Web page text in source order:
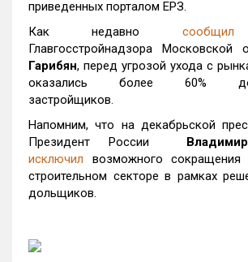
приведенных порталом ЕРЗ.
Как недавно сообщил
Главгосстройнадзора Московской
Гарибян, перед угрозой ухода с
оказались более 60%
застройщиков.
Напомним, что на декабрьской
Президент России
исключил возможного сокращения
строительном секторе в рамках
дольщиков.